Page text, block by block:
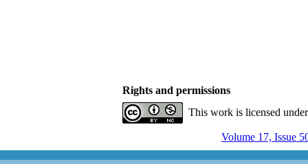
Rights and permissions
This work is licensed
Volume 17, Issue